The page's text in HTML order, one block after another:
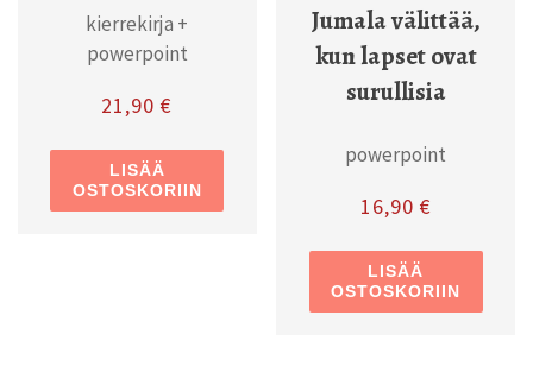
kierrekirja +
powerpoint
21,90€
LISÄÄ
OSTOSKORIIN
Jumala välittää,
kun lapset ovat
surullisia
powerpoint
16,90 €
LISÄÄ
OSTOSKORIIN